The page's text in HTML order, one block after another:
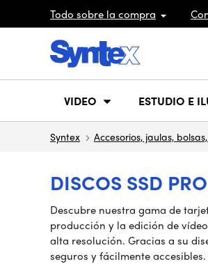
Todo sobre la compra
VIDEO ESTUDIO E
Syntex Accesorios, jaulas,
DISCOS SSD
Descubre nuestra gama de
producción y la edición de
alta resolución. Gracias a su
seguros y fácilmente